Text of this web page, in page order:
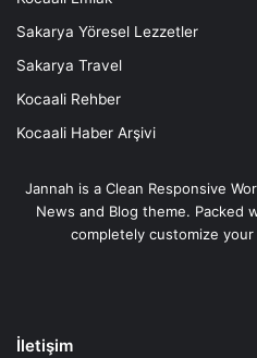
Sakarya Yöresel Lezzetler
Sakarya Travel
Kocaali Rehber
Kocaali Haber Arşivi
Jannah is a Clean Responsive
News and Blog theme. Packed
completely customize
İletişim